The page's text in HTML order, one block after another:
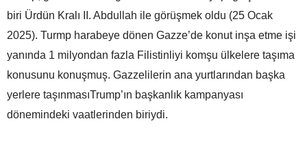
biri Ürdün Kralı II. Abdullah ile görüşmek oldu (25 Ocak
2025). Turmp harabeye dönen Gazze’de konut inşa etme işi
yanında 1 milyondan fazla Filistinliyi komşu ülkelere taşıma
konusunu konuşmuş. Gazzelilerin ana yurtlarından başka
yerlere taşınmasıTrump’ın başkanlık kampanyası
dönemindeki vaatlerinden biriydi.